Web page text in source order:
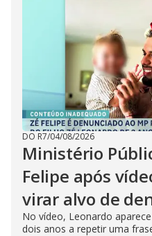
DO R7/04/08/2026
Ministério
Felipe após
virar alvo de
No vídeo, Leonardo
dois anos a repetir uma